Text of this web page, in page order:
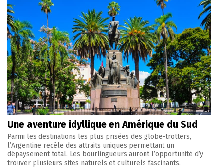
Une aventure idyllique en Amérique du Sud
Parmi les destinations les plus prisées des globe-trotters,
l’Argentine recèle des attraits uniques permettant un
dépaysement total. Les bourlingueurs auront l’opportunité d’y
trouver plusieurs sites naturels et culturels fascinants.